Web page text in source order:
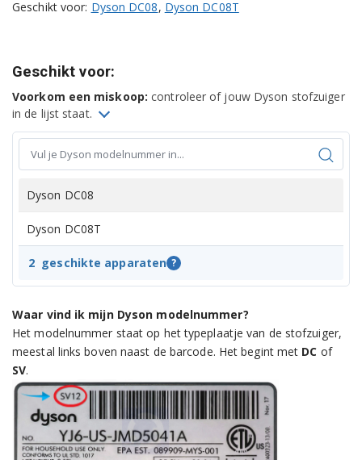
Geschikt voor: Dyson DC08, Dyson DC08T
Geschikt voor:
Voorkom een miskoop: controleer of jouw Dyson stofzuiger
in de lijst staat.
Dyson DC08
Dyson DC08T
2 geschikte apparaten ?
Waar vind ik mijn Dyson modelnummer?
Het modelnummer staat op het typeplaatje van de stofzuiger,
meestal links boven naast de barcode. Het begint met DC of
SV.